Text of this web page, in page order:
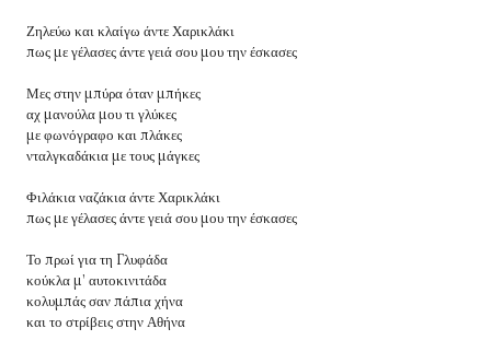
Ζηλεύω και κλαίγω άντε Χαρικλάκι
πως με γέλασες άντε γειά σου μου την έσκασες
Μες στην μπύρα όταν μπήκες
αχ μανούλα μου τι γλύκες
με φωνόγραφο και πλάκες
νταλγκαδάκια με τους μάγκες
Φιλάκια ναζάκια άντε Χαρικλάκι
πως με γέλασες άντε γειά σου μου την έσκασες
Το πρωί για τη Γλυφάδα
κούκλα μ’ αυτοκινιτάδα
κολυμπάς σαν πάπια χήνα
και το στρίβεις στην Αθήνα